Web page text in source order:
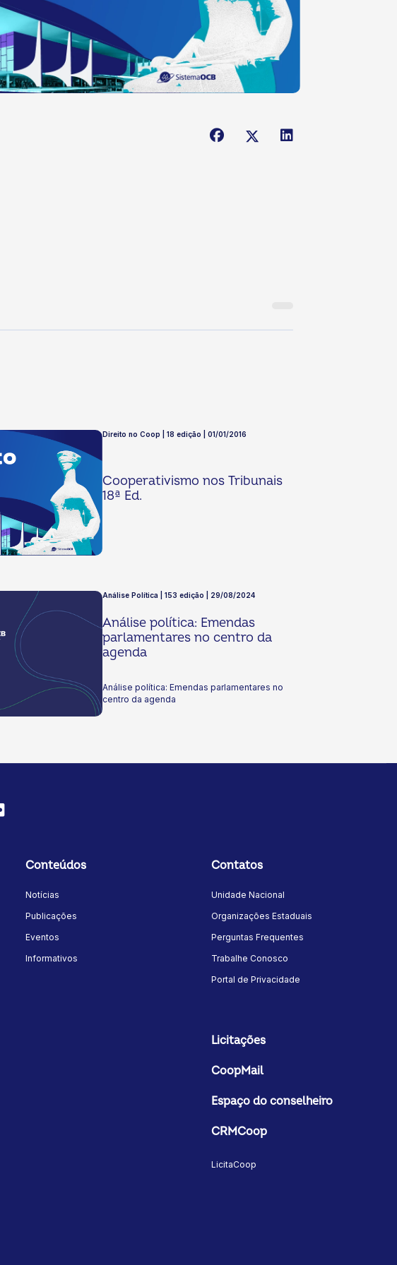
Direito no Coop | 18 edição | 01/01/2016
Cooperativismo nos Tribunais
18ª Ed.
Análise Política | 153 edição | 29/08/2024
Análise política: Emendas
parlamentares no centro da
agenda
Análise política: Emendas parlamentares no
centro da agenda
Flickr
Conteúdos
Notícias
Publicações
Eventos
Informativos
Contatos
Unidade Nacional
Organizações Estaduais
Perguntas Frequentes
Trabalhe Conosco
Portal de Privacidade
Licitações
CoopMail
Espaço do conselheiro
CRMCoop
LicitaCoop